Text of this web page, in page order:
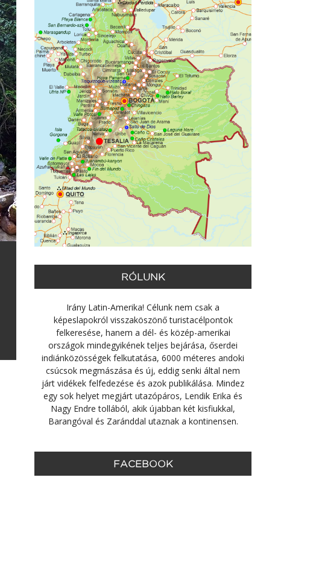
RÓLUNK
Irány Latin-Amerika! Célunk nem csak a
képeslapokról visszaköszönő turistacélpontok
felkeresése, hanem a dél- és közép-amerikai
országok mindegyikének teljes bejárása, őserdei
indiánközösségek felkutatása, 6000 méteres andoki
csúcsok megmászása és új, eddig senki által nem
járt vidékek felfedezése és azok publikálása. Mindez
egy sok helyet megjárt utazópáros, Lendik Erika és
Nagy Endre tollából, akik újabban két kisfiukkal,
Barangóval és Zaránddal utaznak a kontinensen.
FACEBOOK